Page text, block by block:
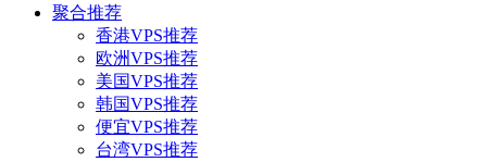
聚合推荐
香港VPS推荐
欧洲VPS推荐
美国VPS推荐
韩国VPS推荐
便宜VPS推荐
台湾VPS推荐